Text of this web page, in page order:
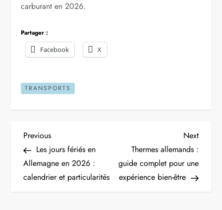
carburant en 2026.
Partager :
Facebook
X
TRANSPORTS
N
a
v
Previous
Post
Previous
Les jours fériés en
Allemagne en 2026 :
calendrier et particularités
Next
Post
Next
Thermes allemands :
guide complet pour une
expérience bien-être